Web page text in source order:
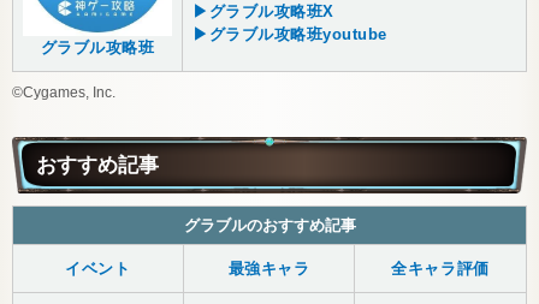
グラブル攻略班
▶グラブル攻略班X
▶グラブル攻略班youtube
©Cygames, Inc.
おすすめ記事
グラブルのおすすめ記事
イベント 最強キャラ 全キャラ評価